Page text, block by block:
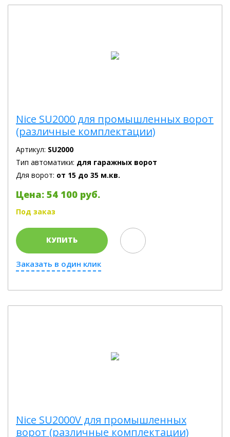
Nice SU2000 для промышленных ворот
(различные комплектации)
Артикул: SU2000
Тип автоматики: для гаражных ворот
Для ворот: от 15 до 35 м.кв.
Цена: 54 100 руб.
Под заказ
КУПИТЬ
Заказать в один клик
Nice SU2000V для промышленных
ворот (различные комплектации)